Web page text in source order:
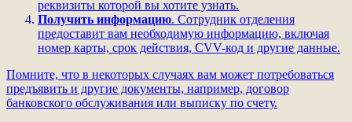
реквизиты которой вы хотите узнать.
Получить информацию. Сотрудник отделения
предоставит вам необходимую информацию, включая
номер карты, срок действия, CVV-код и другие данные.
Помните, что в некоторых случаях вам может потребоваться
предъявить и другие документы, например, договор
банковского обслуживания или выписку по счету.